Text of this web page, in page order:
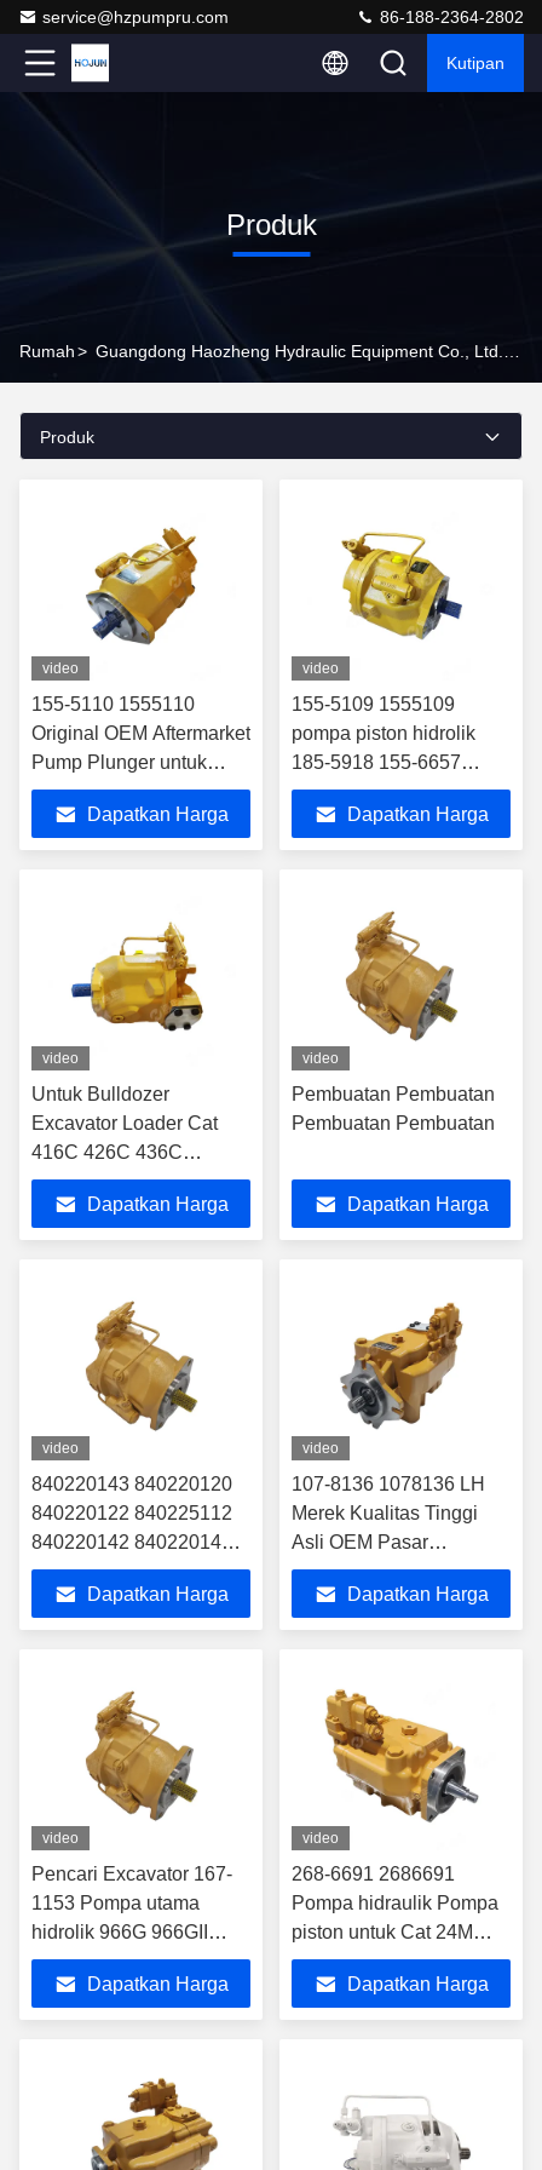
service@hzpumpru.com 86-188-2364-2802
Kutipan
Produk
Rumah>
Produk
video
155-5110 1555110
Original OEM Aftermarket
Pump Plunger untuk
Excavator Loader dan
Mining Machinery
Hydraulic System
Dapatkan Harga
video
155-5109 1555109
pompa piston hidrolik
185-5918 155-6657
pompa hidrolik untuk
loader excavator 416c
426c 428c 436c
Dapatkan Harga
video
Untuk Bulldozer
Excavator Loader Cat
416C 426C 436C
Hydraulic Pump
Assembly Piston Pump
105-2156 1052156
Dapatkan Harga
video
Pembuatan Pembuatan
Pembuatan Pembuatan
Dapatkan Harga
video
840220143 840220120
840220122 840225112
840220142 840220146
pompa hidrolik
Dapatkan Harga
video
107-8136 1078136 LH
Merek Kualitas Tinggi
Asli OEM Pasar
Belakang Pompa
Plunger untuk Excavator
Loader Mesin
Dapatkan Harga
video
Pencari Excavator 167-
1153 Pompa utama
hidrolik 966G 966GII
972G 972GII Pompa
motor kipas hidrolik
1671153
Dapatkan Harga
video
268-6691 2686691
Pompa hidraulik Pompa
piston untuk Cat 24M
IMPLEMEN
Dapatkan Harga